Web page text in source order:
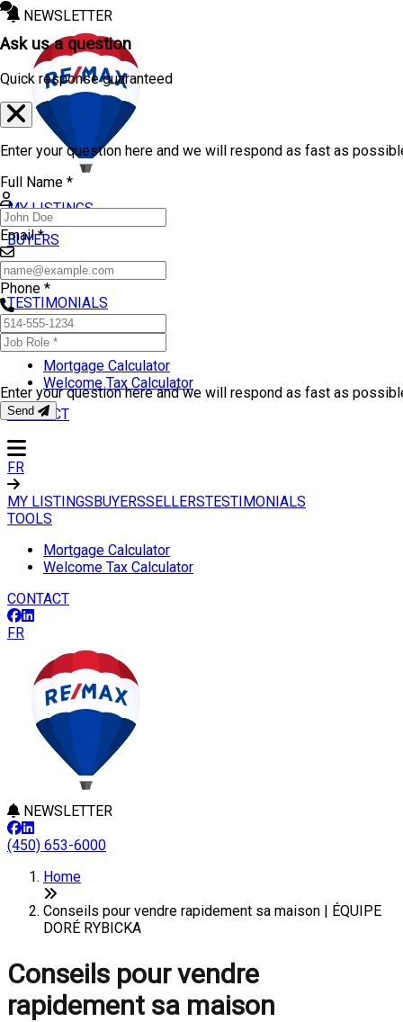
NEWSLETTER
MY LISTINGS
BUYERS
SELLERS
TESTIMONIALS
TOOLS
Mortgage Calculator
Welcome Tax Calculator
CONTACT
FR
MY LISTINGSBUYERSSELLERSTESTIMONIALS
TOOLS
Mortgage Calculator
Welcome Tax Calculator
CONTACT
FR
NEWSLETTER
(450) 653-6000
Home
Conseils pour vendre rapidement sa maison | ÉQUIPE
DORÉ RYBICKA
Conseils pour vendre
rapidement sa maison
Ask us a question
Quick response guaranteed
Enter your question here and we will respond as fast as
Full Name *
Email *
Phone *
Enter your question here and we will respond as fast as
Send